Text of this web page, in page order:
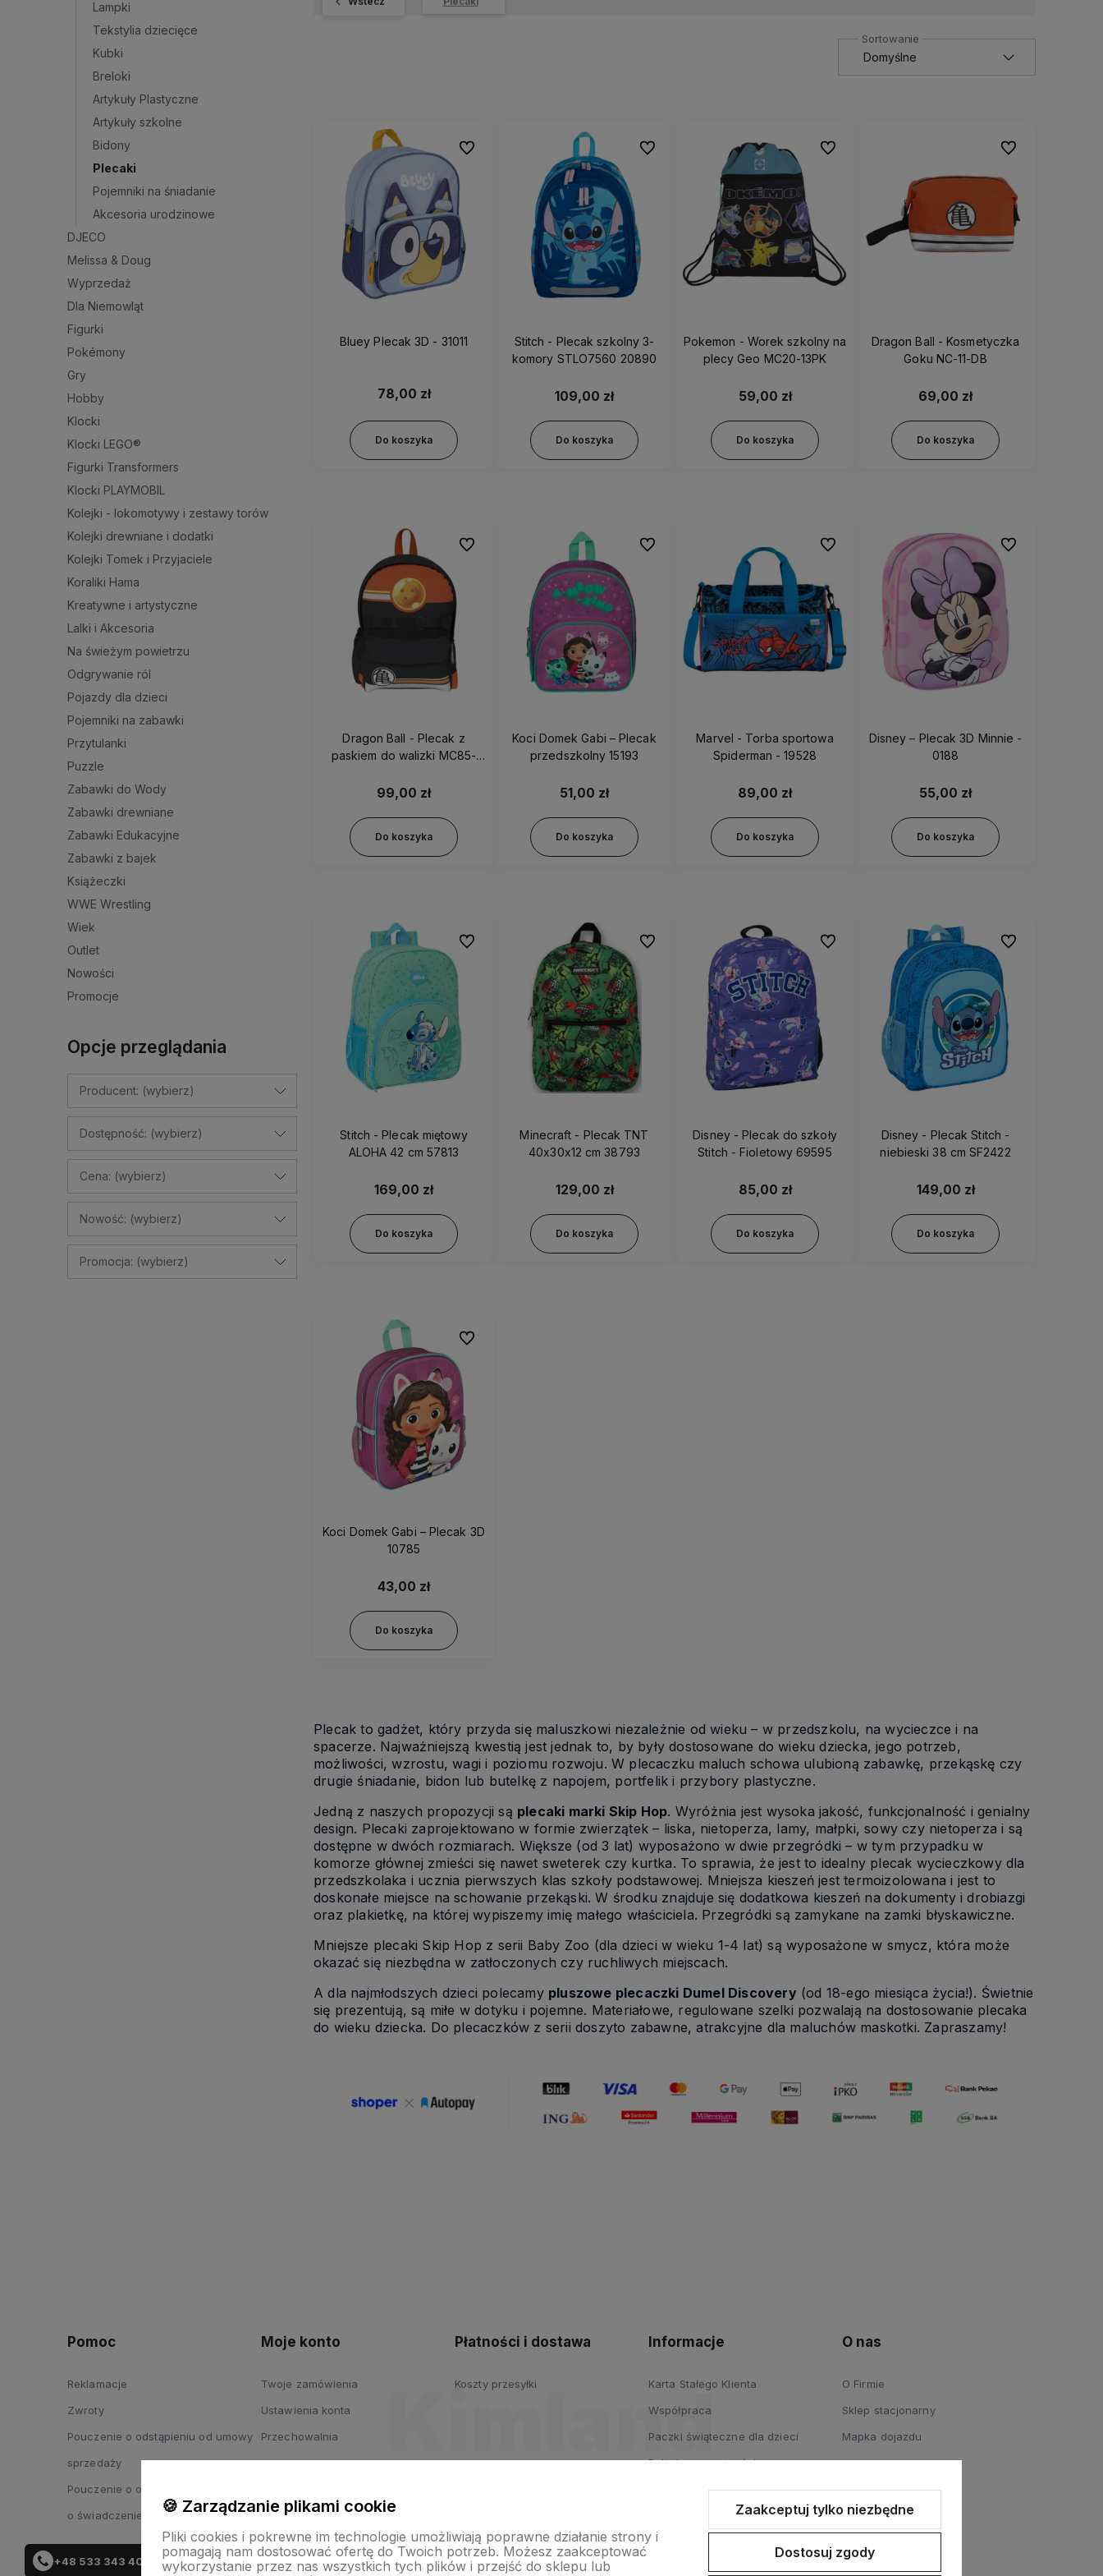
+48 533 343 402
Lampki
Tekstylia dziecięce
Kubki
Breloki
Artykuły Plastyczne
Artykuły szkolne
Bidony
Plecaki
Pojemniki na śniadanie
Akcesoria urodzinowe
DJECO
Melissa & Doug
Wyprzedaż
Dla Niemowląt
Figurki
Pokémony
Gry
Hobby
Klocki
Klocki LEGO®
Figurki Transformers
Klocki PLAYMOBIL
Kolejki - lokomotywy i zestawy torów
Kolejki drewniane i dodatki
Kolejki Tomek i Przyjaciele
Koraliki Hama
Kreatywne i artystyczne
Lalki i Akcesoria
Na świeżym powietrzu
Odgrywanie ról
Pojazdy dla dzieci
Pojemniki na zabawki
Przytulanki
Puzzle
Zabawki do Wody
Zabawki drewniane
Zabawki Edukacyjne
Zabawki z bajek
Książeczki
WWE Wrestling
Wiek
Outlet
Nowości
Promocje
Opcje przeglądania
Producent: (wybierz)
Dostępność: (wybierz)
Cena: (wybierz)
Nowość: (wybierz)
Promocja: (wybierz)
Bluey Plecak 3D - 31011
78,00 zł
Do koszyka
Do ulubionych
Stitch - Plecak szkolny 3-
komory STLO7560 20890
109,00 zł
Do koszyka
Do ulubionych
Pokemon - Worek szkolny na
plecy Geo MC20-13PK
59,00 zł
Do koszyka
Do ulubionych
Dragon Ball - Kosmetyczka
Goku NC-11-DB
69,00 zł
Do koszyka
Do ulubionych
Dragon Ball - Plecak z
paskiem do walizki MC85-
99,00 zł
Do koszyka
Do ulubionych
Koci Domek Gabi – Plecak
przedszkolny 15193
51,00 zł
Do koszyka
Do ulubionych
Marvel - Torba sportowa
Spiderman - 19528
89,00 zł
Do koszyka
Do ulubionych
Disney – Plecak 3D Minnie -
0188
55,00 zł
Do koszyka
Do ulubionych
Stitch - Plecak miętowy
ALOHA 42 cm 57813
169,00 zł
Do koszyka
Do ulubionych
Minecraft - Plecak TNT
40x30x12 cm 38793
129,00 zł
Do koszyka
Do ulubionych
Disney - Plecak do szkoły
Stitch - Fioletowy 69595
85,00 zł
Do koszyka
Do ulubionych
Disney - Plecak Stitch -
niebieski 38 cm SF2422
149,00 zł
Do koszyka
Do ulubionych
Koci Domek Gabi – Plecak 3D
10785
43,00 zł
Do koszyka
Do ulubionych
Plecak to gadżet, który przyda się maluszkowi niezależnie od wieku – w przedszkolu, na wycieczce i na
spacerze. Najważniejszą kwestią jest jednak to, by były dostosowane do wieku dziecka, jego potrzeb,
możliwości, wzrostu, wagi i poziomu rozwoju. W plecaczku maluch schowa ulubioną zabawkę, przekąskę czy
drugie śniadanie, bidon lub butelkę z napojem, portfelik i przybory plastyczne.
Jedną z naszych propozycji są plecaki marki Skip Hop. Wyróżnia jest wysoka jakość, funkcjonalność i genialny
design. Plecaki zaprojektowano w formie zwierzątek – liska, nietoperza, lamy, małpki, sowy czy nietoperza i są
dostępne w dwóch rozmiarach. Większe (od 3 lat) wyposażono w dwie przegródki – w tym przypadku w
komorze głównej zmieści się nawet sweterek czy kurtka. To sprawia, że jest to idealny plecak wycieczkowy dla
przedszkolaka i ucznia pierwszych klas szkoły podstawowej. Mniejsza kieszeń jest termoizolowana i jest to
doskonałe miejsce na schowanie przekąski. W środku znajduje się dodatkowa kieszeń na dokumenty i drobiazgi
oraz plakietkę, na której wypiszemy imię małego właściciela. Przegródki są zamykane na zamki błyskawiczne.
Mniejsze plecaki Skip Hop z serii Baby Zoo (dla dzieci w wieku 1-4 lat) są wyposażone w smycz, która może
okazać się niezbędna w zatłoczonych czy ruchliwych miejscach.
A dla najmłodszych dzieci polecamy pluszowe plecaczki Dumel Discovery(od 18-ego miesiąca życia!). Świetnie
się prezentują, są miłe w dotyku i pojemne. Materiałowe, regulowane szelki pozwalają na dostosowanie plecaka
do wieku dziecka. Do plecaczków z serii doszyto zabawne, atrakcyjne dla maluchów maskotki. Zapraszamy!
Pomoc
Reklamacje
Zwroty
Pouczenie o odstąpieniu od umowy
sprzedaży
Pouczenie o odstąpieniu od umowy
o świadczenie usług
Moje konto
Twoje zamówienia
Ustawienia konta
Przechowalnia
Płatności i dostawa
Koszty przesyłki
Informacje
Karta Stałego Klienta
Współpraca
Paczki świąteczne dla dzieci
Polityka prywatności
O nas
O Firmie
Sklep stacjonarny
Mapka dojazdu
🍪 Zarządzanie plikami cookie
Pliki cookies i pokrewne im technologie umożliwiają poprawne działanie strony i
pomagają nam dostosować ofertę do Twoich potrzeb. Możesz zaakceptować
wykorzystanie przez nas wszystkich tych plików i przejść do sklepu lub
Zaakceptuj tylko niezbędne
Dostosuj zgody